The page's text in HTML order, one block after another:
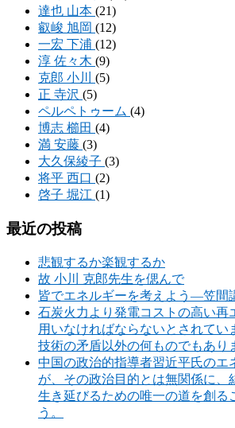
達也 山本 (21)
叡峻 旭岡 (12)
一宏 下浦 (12)
淳 佐々木 (9)
克郎 小川 (5)
正 寺沢 (5)
ペルペトゥーム (4)
博志 櫛田 (4)
満 安藤 (3)
大久保綾子 (3)
将平 西口 (2)
啓子 堀江 (1)
最近の投稿
悲観するか楽観するか
故 小川 克郎先生を偲んで
皆でエネルギーを考えよう―笠
石炭火力より発電コストの高い再
用いなければならないとされてい
技術の矛盾以外の何ものでもあり
中国の政治的指導者習近平氏のエ
が、その政治目的とは無関係に、
生き延びるための唯一の道を創る
う。